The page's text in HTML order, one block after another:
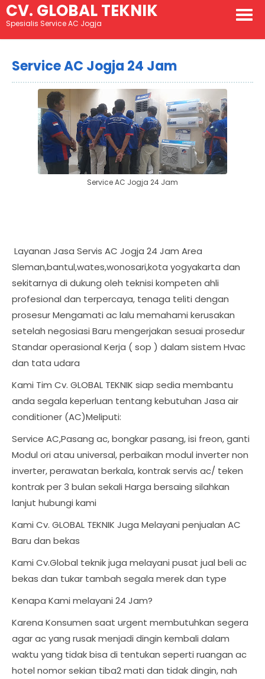
CV. GLOBAL TEKNIK
Spesialis Service AC Jogja
Service AC Jogja
Service AC Jogja 24 Jam
Service AC Jogja 24 Jam
Layanan Jasa Servis AC Jogja 24 Jam Area
Sleman,bantul,wates,wonosari,kota yogyakarta dan
sekitarnya di dukung oleh teknisi kompeten ahli
profesional dan terpercaya, tenaga teliti dengan
prosesur Mengamati ac lalu memahami kerusakan
setelah negosiasi Baru mengerjakan sesuai prosedur
Standar operasional Kerja ( sop ) dalam sistem Hvac
dan tata udara
Kami Tim Cv. GLOBAL TEKNIK siap sedia membantu
anda segala keperluan tentang kebutuhan Jasa air
conditioner (AC)Meliputi:
Service AC,Pasang ac, bongkar pasang, isi freon, ganti
Modul ori atau universal, perbaikan modul inverter non
inverter, perawatan berkala, kontrak servis ac/ teken
kontrak per 3 bulan sekali Harga bersaing silahkan
lanjut hubungi kami
Kami Cv. GLOBAL TEKNIK Juga Melayani penjualan AC
Baru dan bekas
Kami Cv.Global teknik juga melayani pusat jual beli ac
bekas dan tukar tambah segala merek dan type
Kenapa Kami melayani 24 Jam?
Karena Konsumen saat urgent membutuhkan segera
agar ac yang rusak menjadi dingin kembali dalam
waktu yang tidak bisa di tentukan seperti ruangan ac
hotel nomor sekian tiba2 mati dan tidak dingin, nah